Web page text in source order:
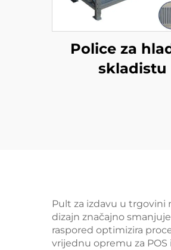
Police za
skladistu
Pult za izdavu u trgovini
dizajn značajno
raspored optimizira
vrijednu opremu za